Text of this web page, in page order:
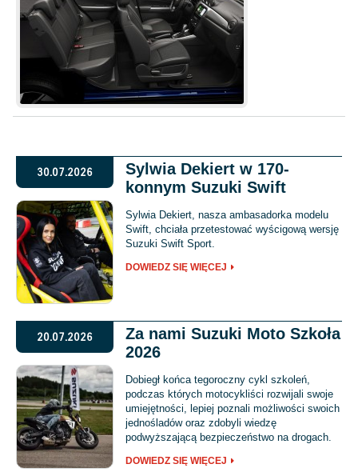
30.07.2026
Sylwia Dekiert w 170-
konnym Suzuki Swift
Sylwia Dekiert, nasza ambasadorka modelu
Swift, chciała przetestować wyścigową wersję
Suzuki Swift Sport.
DOWIEDZ SIĘ WIĘCEJ
20.07.2026
Za nami Suzuki Moto Szkoła
2026
Dobiegł końca tegoroczny cykl szkoleń,
podczas których motocykliści rozwijali swoje
umiejętności, lepiej poznali możliwości swoich
jednośladów oraz zdobyli wiedzę
podwyższającą bezpieczeństwo na drogach.
DOWIEDZ SIĘ WIĘCEJ